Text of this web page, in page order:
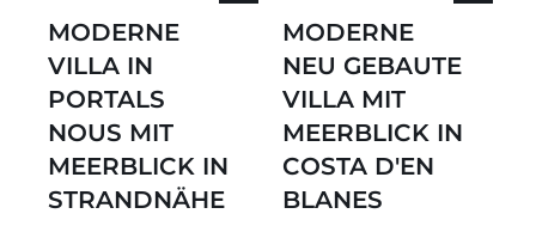
MODERNE
VILLA IN
PORTALS
NOUS MIT
MEERBLICK IN
STRANDNÄHE
MODERNE
NEU GEBAUTE
VILLA MIT
MEERBLICK IN
COSTA D'EN
BLANES